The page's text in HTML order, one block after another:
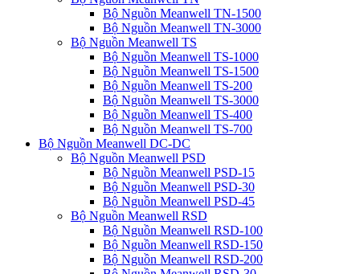
Bộ Nguồn Meanwell TN-1500
Bộ Nguồn Meanwell TN-3000
Bộ Nguồn Meanwell TS
Bộ Nguồn Meanwell TS-1000
Bộ Nguồn Meanwell TS-1500
Bộ Nguồn Meanwell TS-200
Bộ Nguồn Meanwell TS-3000
Bộ Nguồn Meanwell TS-400
Bộ Nguồn Meanwell TS-700
Bộ Nguồn Meanwell DC-DC
Bộ Nguồn Meanwell PSD
Bộ Nguồn Meanwell PSD-15
Bộ Nguồn Meanwell PSD-30
Bộ Nguồn Meanwell PSD-45
Bộ Nguồn Meanwell RSD
Bộ Nguồn Meanwell RSD-100
Bộ Nguồn Meanwell RSD-150
Bộ Nguồn Meanwell RSD-200